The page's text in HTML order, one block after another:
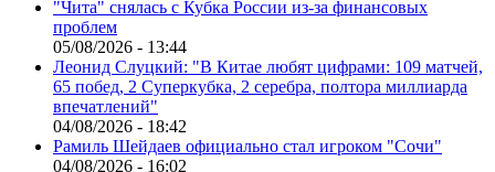
"Чита" снялась с Кубка России из-за финансовых
проблем
05/08/2026 - 13:44
Леонид Слуцкий: "В Китае любят цифрами: 109 матчей,
65 побед, 2 Суперкубка, 2 серебра, полтора миллиарда
впечатлений"
04/08/2026 - 18:42
Рамиль Шейдаев официально стал игроком "Сочи"
04/08/2026 - 16:02